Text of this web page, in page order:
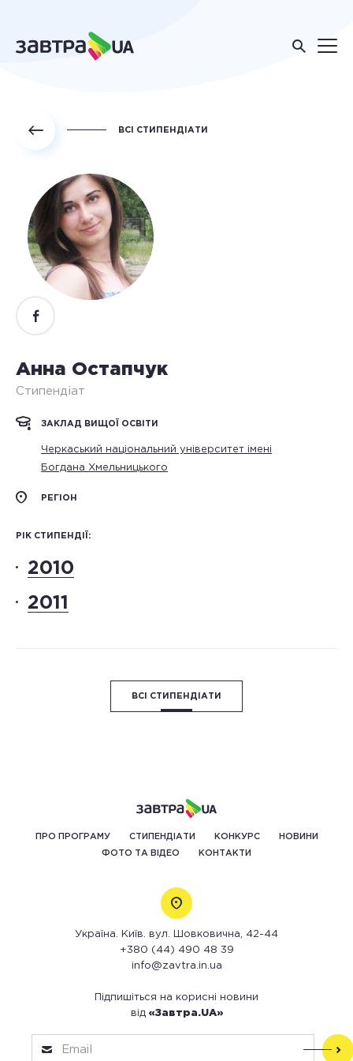
ВСІ СТИПЕНДІАТИ
Анна Остапчук
Стипендіат
ЗАКЛАД ВИЩОЇ ОСВІТИ
Черкаський національний університет імені
Богдана Хмельницького
РЕГІОН
РІК СТИПЕНДІЇ:
2010
2011
ВСІ СТИПЕНДІАТИ
ПРО ПРОГРАМУ СТИПЕНДІАТИ КОНКУРС НОВИНИ
ФОТО ТА ВІДЕО КОНТАКТИ
Україна. Київ. вул. Шовковична, 42-44
+380 (44) 490 48 39
info@zavtra.in.ua
Підпишіться на корисні новини
від «Завтра.UA»